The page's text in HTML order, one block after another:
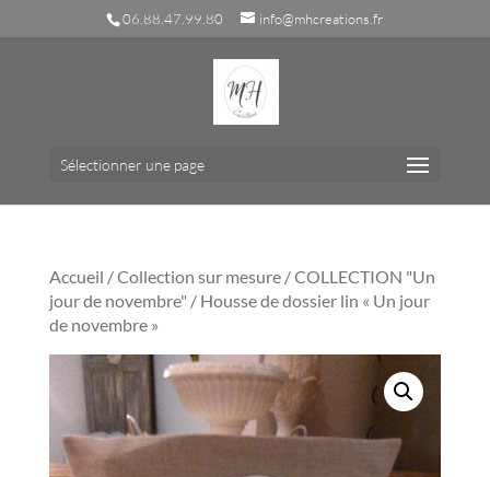
06.88.47.99.80 info@mhcreations.fr
Sélectionner une page
Accueil /Collection sur mesure/COLLECTION "Un
jour de novembre" / Housse de dossier lin « Un jour
de novembre »